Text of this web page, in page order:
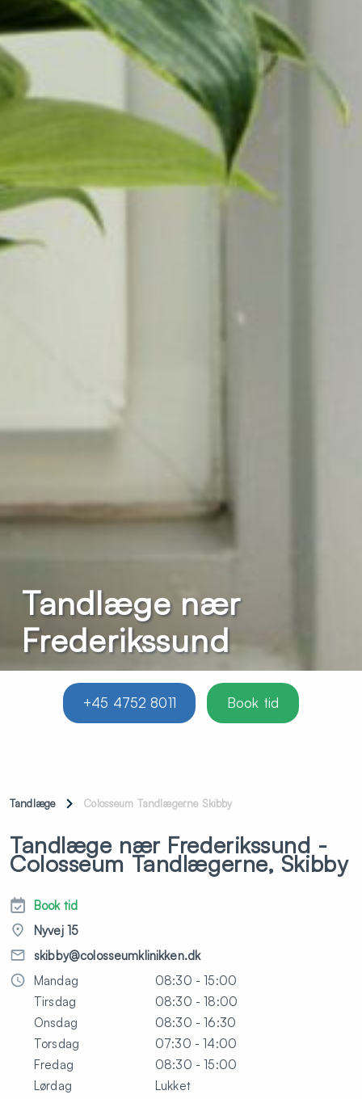
Tandlæge nær
Frederikssund
+45 4752 8011 Book tid
Tandlæge Colosseum Tandlægerne Skibby
Tandlæge nær Frederikssund -
Colosseum Tandlægerne, Skibby
Book tid
Nyvej 15
skibby@colosseumklinikken.dk
Mandag
08:30 - 15:00
Tirsdag
08:30 - 18:00
Onsdag
08:30 - 16:30
Torsdag
07:30 - 14:00
Fredag
08:30 - 15:00
Lørdag
Lukket